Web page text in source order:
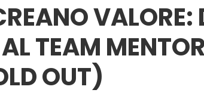
En Gestión
Empresariales
Y Mentoring
Coaching
VALORE:
TEAM
OUT)